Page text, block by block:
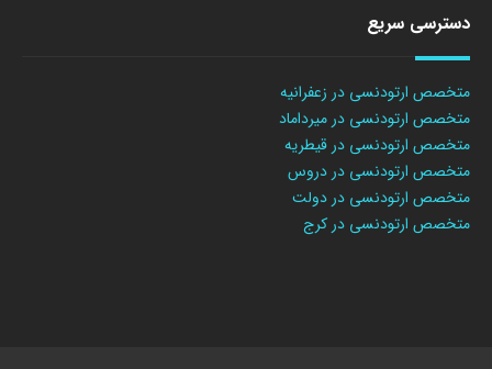
دسترسی سریع
متخصص ارتودنسی در زعفرانیه
متخصص ارتودنسی در میرداماد
متخصص ارتودنسی در قیطریه
متخصص ارتودنسی در دروس
متخصص ارتودنسی در دولت
متخصص ارتودنسی در کرج